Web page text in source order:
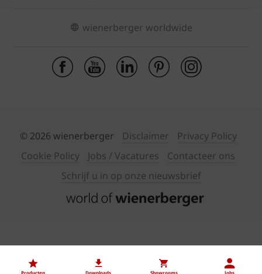
Producten Downloads Showrooms Jobs
wienerberger worldwide
© 2026 wienerberger Disclaimer
Privacy Policy
Cookie Policy
Jobs / Vacatures
Contacteer ons
Schrijf u in op onze nieuwsbrief